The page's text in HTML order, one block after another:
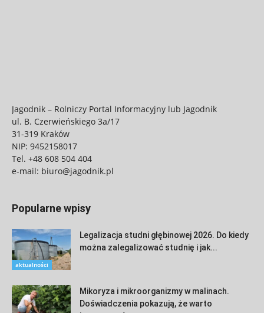
Jagodnik – Rolniczy Portal Informacyjny lub Jagodnik
ul. B. Czerwieńskiego 3a/17
31-319 Kraków
NIP: 9452158017
Tel. +48 608 504 404
e-mail: biuro@jagodnik.pl
Popularne wpisy
aktualności
Legalizacja studni głębinowej 2026. Do kiedy
można zalegalizować studnię i jak...
Mikoryza i mikroorganizmy w malinach.
Doświadczenia pokazują, że warto